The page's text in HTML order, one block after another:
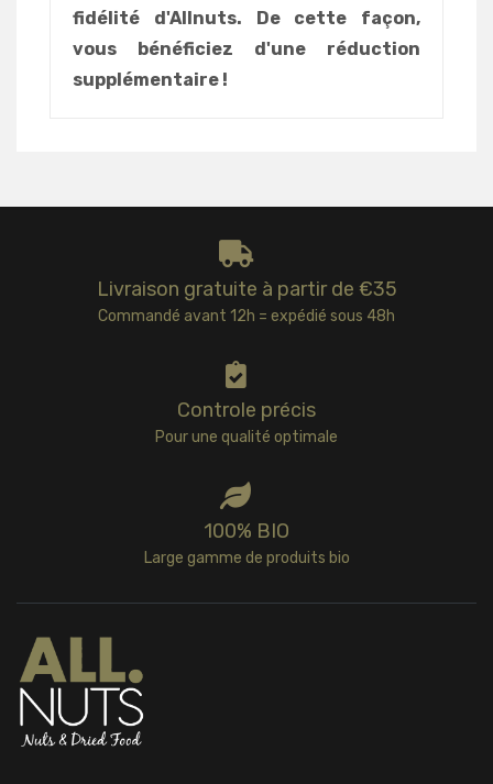
fidélité d'Allnuts. De cette façon,
vous bénéficiez d'une réduction
supplémentaire !
Livraison gratuite à partir de €35
Commandé avant 12h = expédié sous 48h
Controle précis
Pour une qualité optimale
100% BIO
Large gamme de produits bio